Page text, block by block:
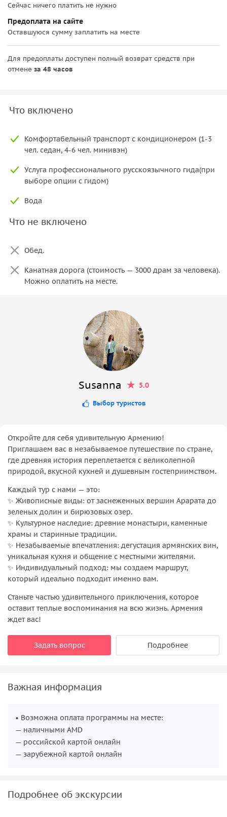
Сейчас ничего платить не нужно
Предоплата на сайте
Оставшуюся сумму заплатить на месте
Для предоплаты доступен полный возврат средств при
отмене за 48 часов
Что включено
Комфортабельный транспорт с кондиционером (1-3
чел. седан, 4-6 чел. минивэн)
Услуга профессионального русскоязычного гида(при
выборе опции с гидом)
Вода
Что не включено
Обед.
Канатная дорога (стоимость — 3000 драм за человека).
Можно оплатить на месте.
Susanna 5.0
Выбор туристов
Откройте для себя удивительную Армению!
Приглашаем вас в незабываемое путешествие по стране,
где древняя история переплетается с великолепной
природой, вкусной кухней и душевным гостеприимством.
Каждый тур с нами — это:
✨ Живописные виды: от заснеженных вершин Арарата до
зеленых долин и бирюзовых озер.
✨ Культурное наследие: древние монастыри, каменные
храмы и старинные традиции.
✨ Незабываемые впечатления: дегустация армянских вин,
уникальная кухня и общение с местными жителями.
✨ Индивидуальный подход: мы создаем маршрут,
который идеально подходит именно вам.
Станьте частью удивительного приключения, которое
оставит теплые воспоминания на всю жизнь. Армения
ждет вас!
Задать вопрос Подробнее
Важная информация
• Возможна оплата программы на месте:
— наличными AMD
— российской картой онлайн
— зарубежной картой онлайн
Подробнее об экскурсии